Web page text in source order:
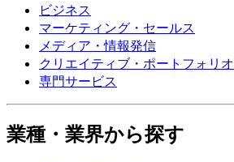
ビジネス
マーケティング・セールス
メディア・情報発信
クリエイティブ・ポートフォリオ
専門サービス
業種・業界から探す